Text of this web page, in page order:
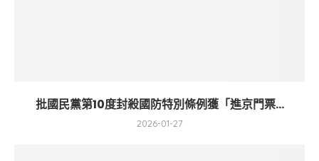
批國民黨第10度封殺國防特別條例獲「進京門票...
2026-01-27